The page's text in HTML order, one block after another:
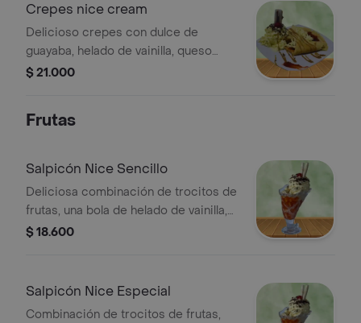
Crepes nice cream
Delicioso crepes con dulce de
guayaba, helado de vainilla, queso
fundido, chantilly, salsa de arequipe y
$ 21.000
Frutas
Salpicón Nice Sencillo
Deliciosa combinación de trocitos de
frutas, una bola de helado de vainilla,
chantilly, crema de leche y lecherita,
$ 18.600
Salpicón Nice Especial
Combinación de trocitos de frutas,